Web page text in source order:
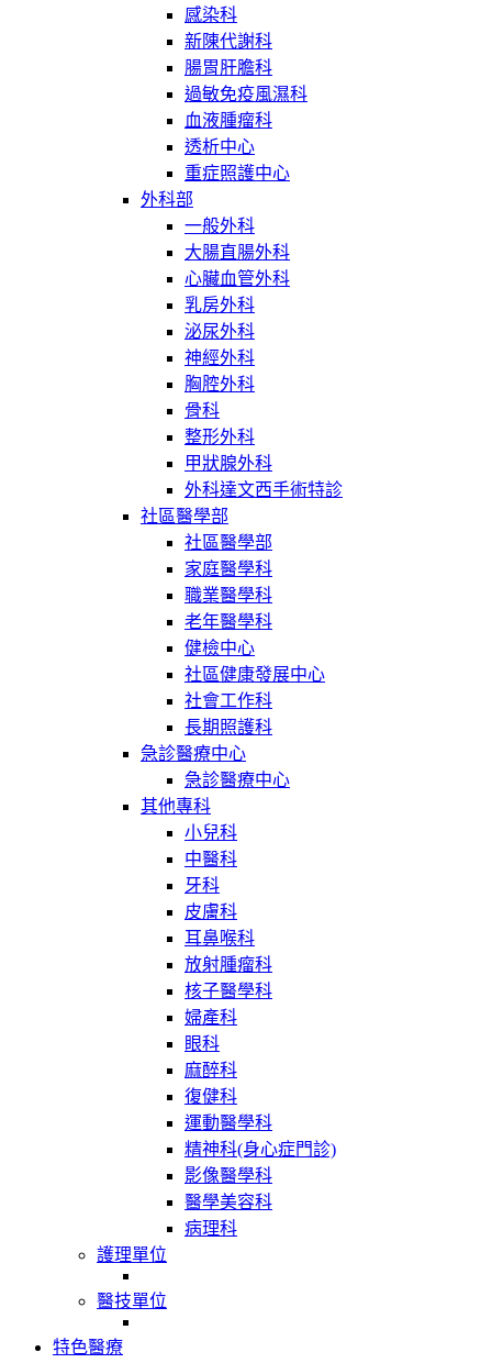
感染科
新陳代謝科
腸胃肝膽科
過敏免疫風濕科
血液腫瘤科
透析中心
重症照護中心
外科部
一般外科
大腸直腸外科
心臟血管外科
乳房外科
泌尿外科
神經外科
胸腔外科
骨科
整形外科
甲狀腺外科
外科達文西手術特診
社區醫學部
社區醫學部
家庭醫學科
職業醫學科
老年醫學科
健檢中心
社區健康發展中心
社會工作科
長期照護科
急診醫療中心
急診醫療中心
其他專科
小兒科
中醫科
牙科
皮膚科
耳鼻喉科
放射腫瘤科
核子醫學科
婦產科
眼科
麻醉科
復健科
運動醫學科
精神科(身心症門診)
影像醫學科
醫學美容科
病理科
護理單位
醫技單位
特色醫療